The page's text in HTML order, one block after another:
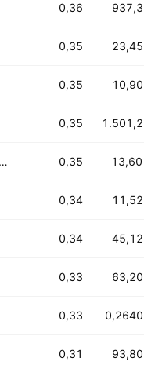
0,36 937,3
0,35 23,45
0,35 10,90
0,35 1.501,2
Tetragon Financial Group Limited 0,35 13,60
0,34 11,52
0,34 45,12
0,33 63,20
0,33 0,2640
0,31 93,80